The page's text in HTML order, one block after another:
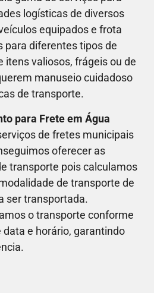
logísticas de diversos
equipados e frota
para diferentes tipos de
itens valiosos, frágeis ou de
manuseio cuidadoso
de transporte.
para Frete em Água
de fretes municipais
oferecer as
transporte pois calculamos
de transporte de
ser transportada.
o transporte conforme
e horário, garantindo